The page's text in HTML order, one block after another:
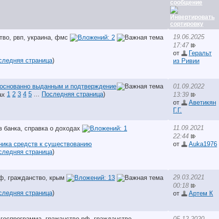
сообщение
страница)
19.06.2025
17:47
от
Геральт
из Ривии
выданным и подтверждение
1 2 3 4 5 ... Последняя страница)
01.09.2022
13:39
от
Аветикян
Г.Г.
средств к существованию
страница)
11.09.2021
22:44
от
Auka1976
страница)
29.03.2021
00:18
от
Артем К